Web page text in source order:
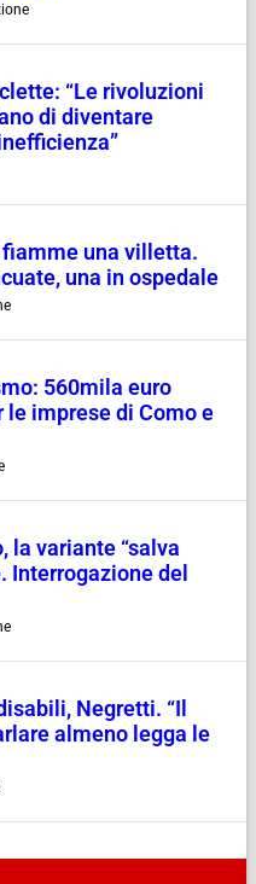
“Le rivoluzioni
di diventare
fiamme una villetta.
una in ospedale
560mila euro
le imprese di Como e
la variante “salva
Interrogazione del
Negretti. “Il
almeno legga le